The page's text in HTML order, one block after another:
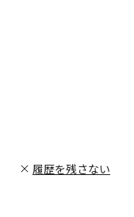
履歴を残さない